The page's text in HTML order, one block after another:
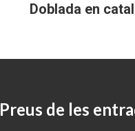
Doblada en
Preus de les